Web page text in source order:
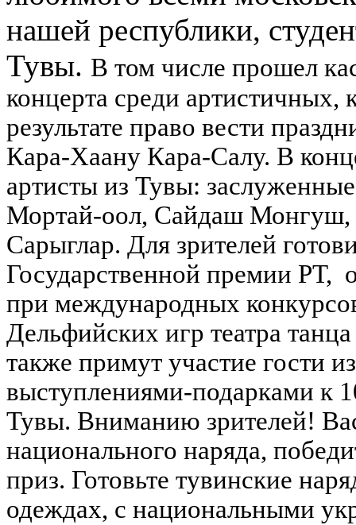
нашей республики,
Тувы. В том числе прошел
концерта среди
результате право вести
Кара-Хаану Кара-Салу. В
артисты из Тувы:
Мортай-оол, Сайдаш Монгуш,
Сарыглар. Для зрителей
Государственной премии РТ,
при международных
Дельфийских игр театра
также примут участие гости
выступлениями-подарками к
Тувы. Вниманию зрителей!
национального наряда,
приз. Готовьте тувинские
одеждах, с национальными